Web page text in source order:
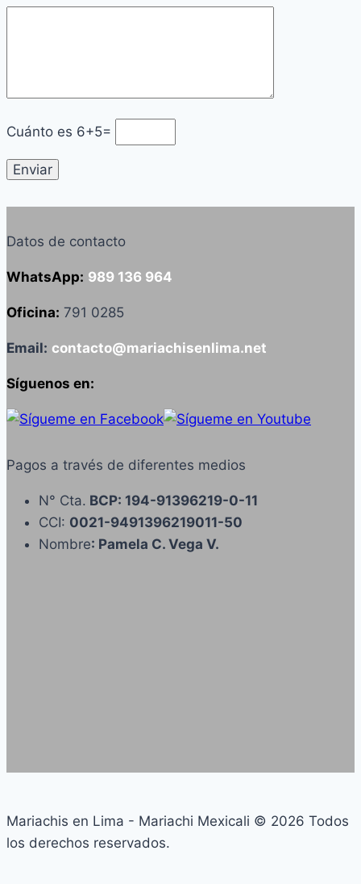
Cuánto es 6+5=
Datos de contacto
WhatsApp: 989 136 964
Oficina: 791 0285
Email: contacto@mariachisenlima.net
Síguenos en:
Pagos a través de diferentes medios
N° Cta. BCP: 194-91396219-0-11
CCI: 0021-9491396219011-50
Nombre: Pamela C. Vega V.
Mariachis en Lima - Mariachi Mexicali © 2026 Todos
los derechos reservados.